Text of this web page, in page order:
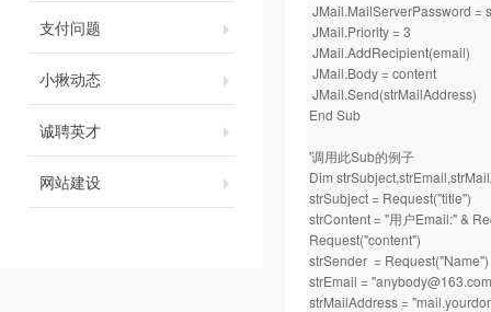
支付问题
小揪动态
诚聘英才
网站建设
JMail.MailServerPassword =
JMail.Priority = 3
JMail.AddRecipient(email)
JMail.Body = content
JMail.Send(strMailAddress)
End Sub
'调用此Sub的例子
Dim
strSubject = Request("title")
strContent = "用户Email:" &
Request("content")
strSender = Request("Name")
strEmail =
strMailAddress =